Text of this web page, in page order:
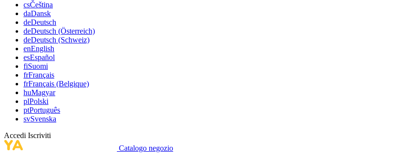
csČeština
daDansk
deDeutsch
deDeutsch (Österreich)
deDeutsch (Schweiz)
enEnglish
esEspañol
fiSuomi
frFrançais
frFrançais (Belgique)
huMagyar
plPolski
ptPortuguês
svSvenska
Accedi Iscriviti
Catalogo negozio